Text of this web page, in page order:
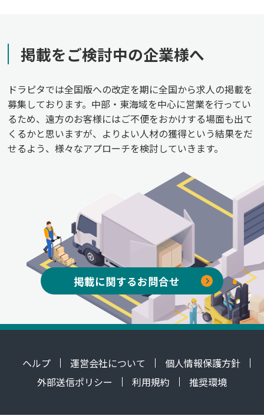
掲載をご検討中の企業様へ
ドラピタでは全国版への改定を期に全国から求人の掲載を
募集しております。中部・東海域を中心に営業を行ってい
るため、遠方のお客様にはご不便をおかけする場面も出て
くるかと思いますが、よりよい人材の獲得という結果をだ
せるよう、様々なアプローチを検討していきます。
掲載に関するお問合せ
ヘルプ 運営会社について
個人情報保護方針
外部送信ポリシー
利用規約 推奨環境